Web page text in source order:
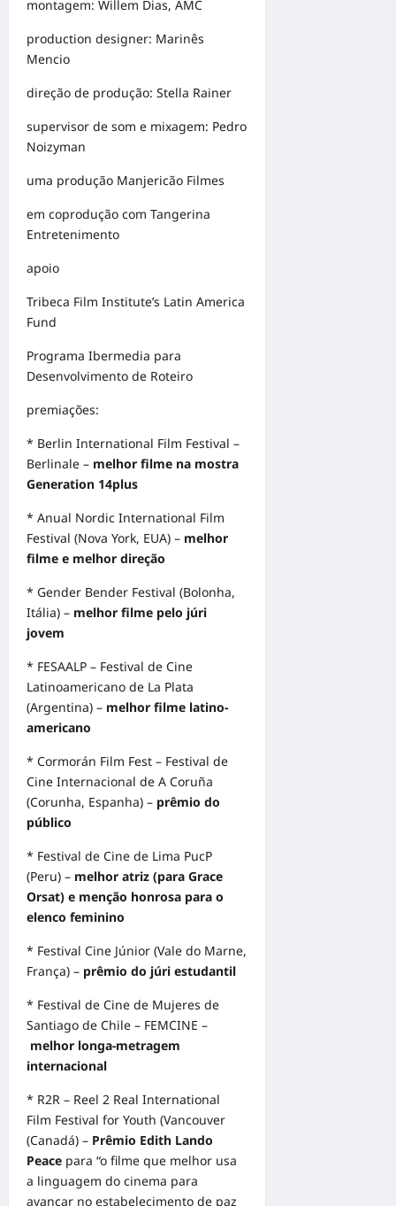
montagem: Willem Dias, AMC
production designer: Marinês
Mencio
direção de produção: Stella Rainer
supervisor de som e mixagem: Pedro
Noizyman
uma produção Manjericão Filmes
em coprodução com Tangerina
Entretenimento
apoio
Tribeca Film Institute’s Latin America
Fund
Programa Ibermedia para
Desenvolvimento de Roteiro
premiações:
* Berlin International Film Festival –
Berlinale – melhor filme na mostra
Generation 14plus
* Anual Nordic International Film
Festival (Nova York, EUA) – melhor
filme e melhor direção
* Gender Bender Festival (Bolonha,
Itália) – melhor filme pelo júri
jovem
* FESAALP – Festival de Cine
Latinoamericano de La Plata
(Argentina) – melhor filme latino-
americano
* Cormorán Film Fest – Festival de
Cine Internacional de A Coruña
(Corunha, Espanha) – prêmio do
público
* Festival de Cine de Lima PucP
(Peru) – melhor atriz (para Grace
Orsat) e menção honrosa para o
elenco feminino
* Festival Cine Júnior (Vale do Marne,
França) – prêmio do júri estudantil
* Festival de Cine de Mujeres de
Santiago de Chile – FEMCINE –
melhor longa-metragem
internacional
* R2R – Reel 2 Real International
Film Festival for Youth (Vancouver
(Canadá) – Prêmio Edith Lando
Peace para “o filme que melhor usa
a linguagem do cinema para
avançar no estabelecimento de paz